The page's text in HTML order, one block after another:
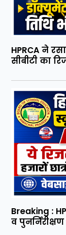
HPRCA ने
सीबीटी का
Breaking :
व